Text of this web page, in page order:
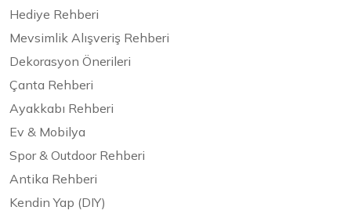
Hediye Rehberi
Mevsimlik Alışveriş Rehberi
Dekorasyon Önerileri
Çanta Rehberi
Ayakkabı Rehberi
Ev & Mobilya
Spor & Outdoor Rehberi
Antika Rehberi
Kendin Yap (DIY)